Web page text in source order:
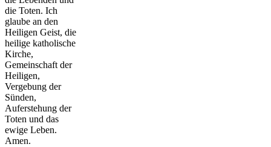
die Toten. Ich
glaube an den
Heiligen Geist, die
heilige katholische
Kirche,
Gemeinschaft der
Heiligen,
Vergebung der
Sünden,
Auferstehung der
Toten und das
ewige Leben.
Amen.